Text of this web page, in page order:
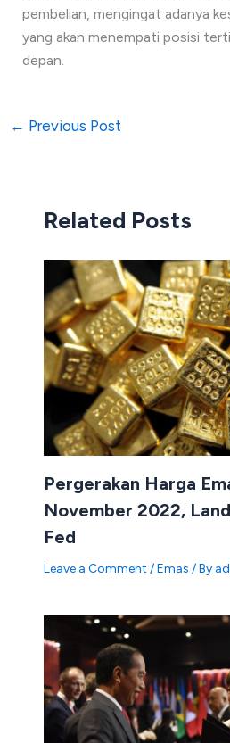
pembelian, mengingat adanya
yang akan menempati posisi
depan.
← Previous Post
Related Posts
Pergerakan Harga
November 2022,
Fed
Leave a Comment /Emas / By